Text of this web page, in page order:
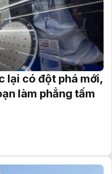
lại có đột phá mới,
làm phẳng tấm